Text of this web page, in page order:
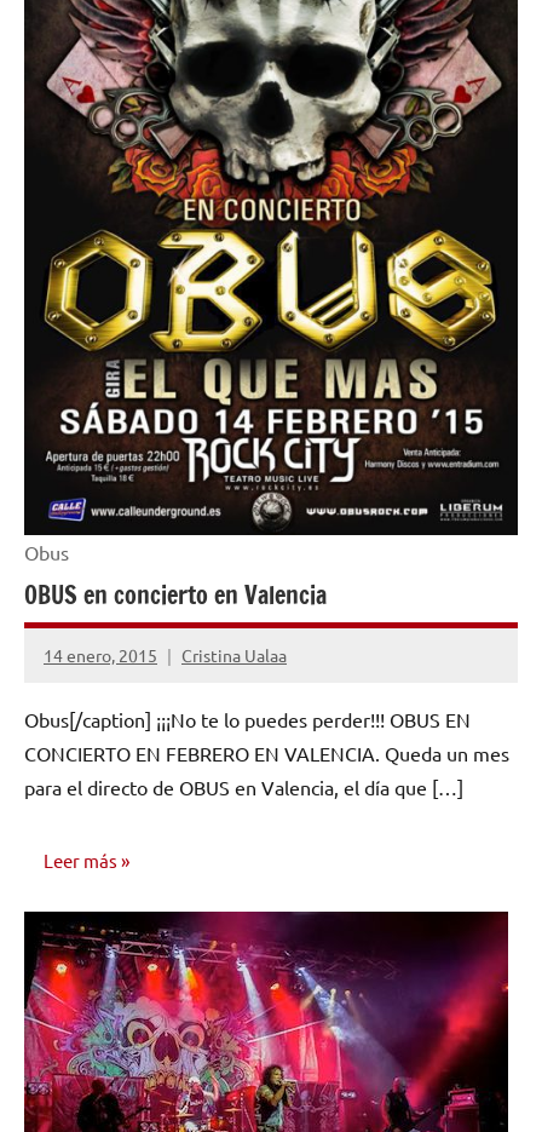
Obus
OBUS en concierto en Valencia
14 enero, 2015 Cristina Ualaa
No
comentarios
Obus[/caption] ¡¡¡No te lo puedes perder!!! OBUS EN
CONCIERTO EN FEBRERO EN VALENCIA. Queda un mes
para el directo de OBUS en Valencia, el día que […]
Leer más
NOTICIAS